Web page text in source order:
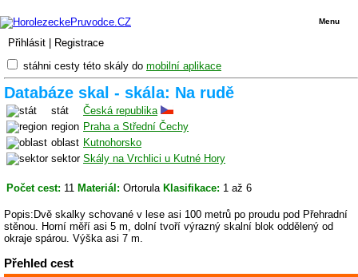
Přihlásit Registrace
Menu
stáhni cesty této skály do mobilní aplikace
Databáze skal - skála: Na rudě
stát
Česká republika
region Praha a Střední Čechy
oblast Kutnohorsko
sektor Skály na Vrchlici u Kutné Hory
Počet cest: 11 Materiál: Ortorula Klasifikace: 1 až 6
Popis:Dvě skalky schované v lese asi 100 metrů po proudu pod Přehradní
stěnou. Horní měří asi 5 m, dolní tvoří výrazný skalní blok oddělený od
okraje spárou. Výška asi 7 m.
Přehled cest